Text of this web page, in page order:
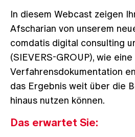
In diesem Webcast zeigen
Afscharian von unserem
comdatis digital consulting
(SIEVERS-GROUP), wie eine
Verfahrensdokumentation
das Ergebnis weit über die
hinaus nutzen können.
Das erwartet Sie: